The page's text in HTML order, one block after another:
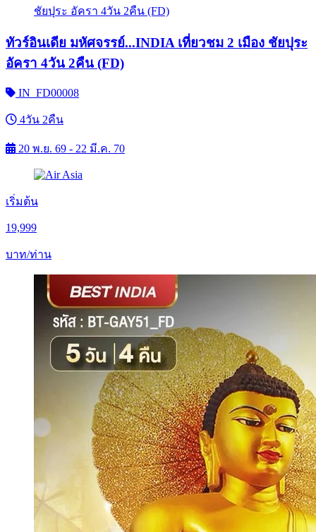
ทัวร์อินเดีย มหัศจรรย์...INDIA เที่ยวชม 2 เมือง ชัยปุระ
อัครา 4วัน 2คืน (FD)
IN_FD00008
4วัน 2คืน
20 พ.ย. 69 - 22 มี.ค. 70
เริ่มต้น
19,999
บาท/ท่าน